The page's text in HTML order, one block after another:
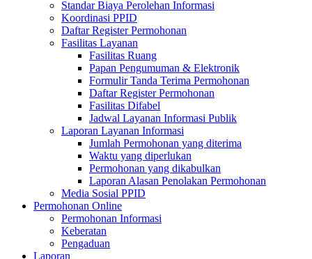
Standar Biaya Perolehan Informasi
Koordinasi PPID
Daftar Register Permohonan
Fasilitas Layanan
Fasilitas Ruang
Papan Pengumuman & Elektronik
Formulir Tanda Terima Permohonan
Daftar Register Permohonan
Fasilitas Difabel
Jadwal Layanan Informasi Publik
Laporan Layanan Informasi
Jumlah Permohonan yang diterima
Waktu yang diperlukan
Permohonan yang dikabulkan
Laporan Alasan Penolakan Permohonan
Media Sosial PPID
Permohonan Online
Permohonan Informasi
Keberatan
Pengaduan
Laporan